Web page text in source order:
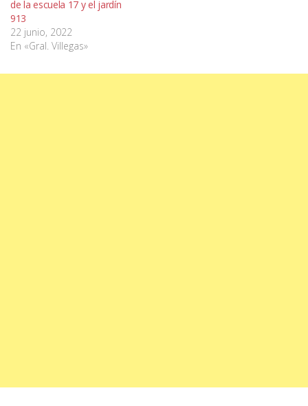
de la escuela 17 y el jardín
913
22 junio, 2022
En «Gral. Villegas»